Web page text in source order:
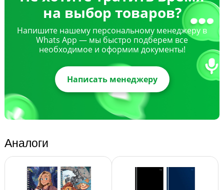
на выбор товаров?
Напишите нашему персональному менеджеру в
Whats App — мы быстро подберем все
необходимое и оформим документы!
Написать менеджеру
Аналоги